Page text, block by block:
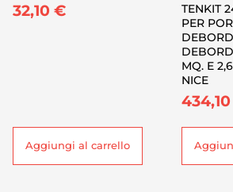
32,10 €
Aggiungi al carrello
TENKIT
PER
MQ. E
NICE
434,10